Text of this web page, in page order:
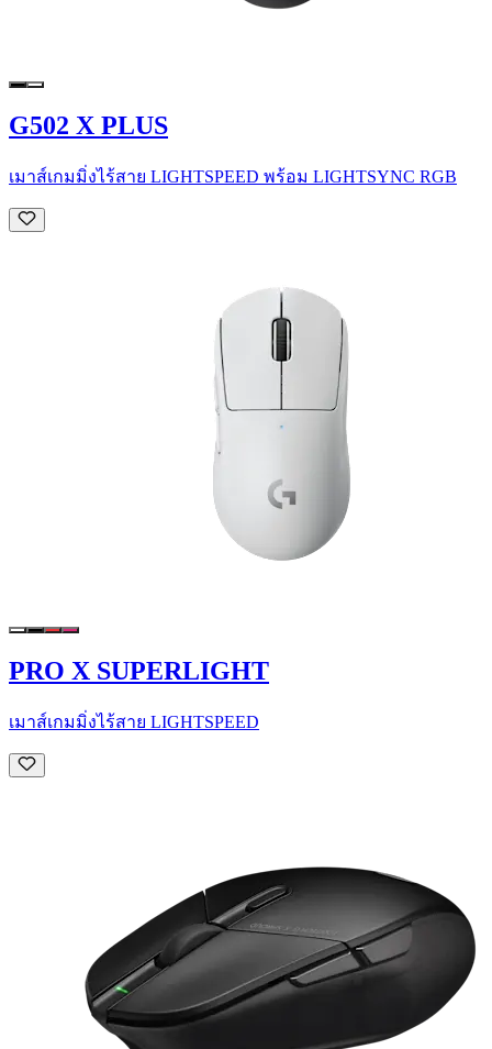
G502 X PLUS
เมาส์เกมมิ่งไร้สาย LIGHTSPEED พร้อม LIGHTSYNC RGB
PRO X SUPERLIGHT
เมาส์เกมมิ่งไร้สาย LIGHTSPEED